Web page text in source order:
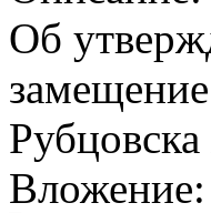
Об
Вложение: